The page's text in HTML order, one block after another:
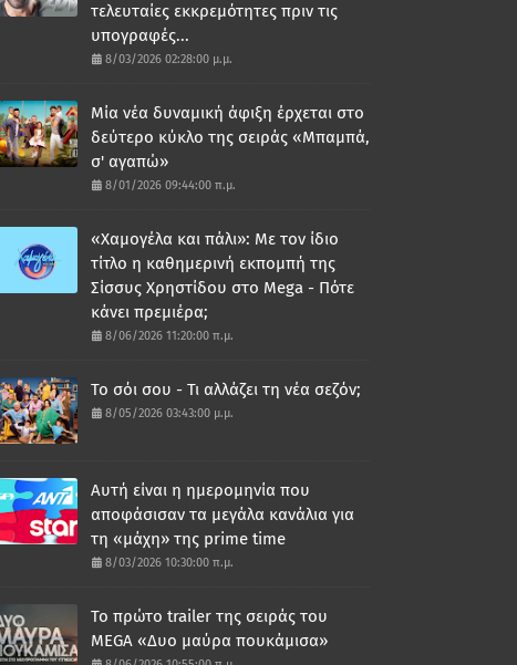
τελευταίες εκκρεμότητες πριν τις
υπογραφές...
8/03/2026 02:28:00 μ.μ.
Μία νέα δυναμική άφιξη έρχεται στο
δεύτερο κύκλο της σειράς «Μπαμπά,
σ' αγαπώ»
8/01/2026 09:44:00 π.μ.
«Χαμογέλα και πάλι»: Με τον ίδιο
τίτλο η καθημερινή εκπομπή της
Σίσσυς Χρηστίδου στο Mega - Πότε
κάνει πρεμιέρα;
8/06/2026 11:20:00 π.μ.
Το σόι σου - Τι αλλάζει τη νέα σεζόν;
8/05/2026 03:43:00 μ.μ.
Αυτή είναι η ημερομηνία που
αποφάσισαν τα μεγάλα κανάλια για
τη «μάχη» της prime time
8/03/2026 10:30:00 π.μ.
Το πρώτο trailer της σειράς του
MEGA «Δυο μαύρα πουκάμισα»